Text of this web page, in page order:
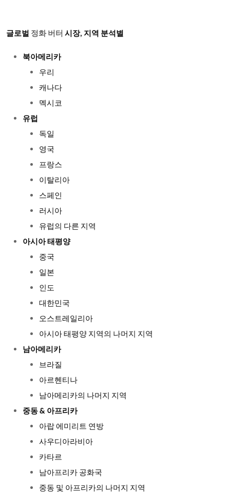
글로벌 정화 버터 시장, 지역 분석별
북아메리카
우리
캐나다
멕시코
유럽
독일
영국
프랑스
이탈리아
스페인
러시아
유럽의 다른 지역
아시아 태평양
중국
일본
인도
대한민국
오스트레일리아
아시아 태평양 지역의 나머지 지역
남아메리카
브라질
아르헨티나
남아메리카의 나머지 지역
중동 & 아프리카
아랍 에미리트 연방
사우디아라비아
카타르
남아프리카 공화국
중동 및 아프리카의 나머지 지역